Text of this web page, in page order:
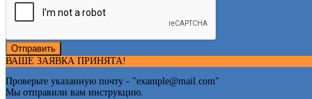
Отправить
ВАШЕ ЗАЯВКА ПРИНЯТА!
Проверьте указанную почту - "example@mail.com"
Мы отправили вам инструкцию.